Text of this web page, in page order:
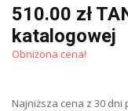
510.00 zł
katalogowej
Obniżona cena!
Najniższa cena z 30 dni